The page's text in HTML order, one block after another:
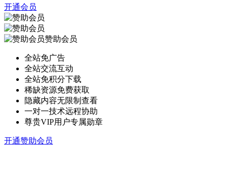
开通会员
赞助会员
全站免广告
全站交流互动
全站免积分下载
稀缺资源免费获取
隐藏内容无限制查看
一对一技术远程协助
尊贵VIP用户专属勋章
开通赞助会员